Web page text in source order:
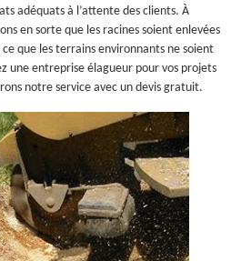
adéquats à l’attente des clients. À
en sorte que les racines soient enlevées
que les terrains environnants ne soient
une entreprise élagueur pour vos projets
notre service avec un devis gratuit.